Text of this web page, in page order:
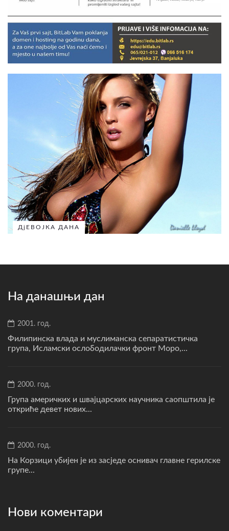
ДјЕВОЈКА ДАНА
На данашњи дан
2001. год.
Филипинска влада и муслиманска сепаратистичка
група, Исламски ослободилачки фронт Моро,...
2000. год.
Група америчких и швајцарских научника саопштила је
откриће девет нових...
2000. год.
На Корзици убијен је из засједе оснивач главне герилске
групе...
Нови коментари